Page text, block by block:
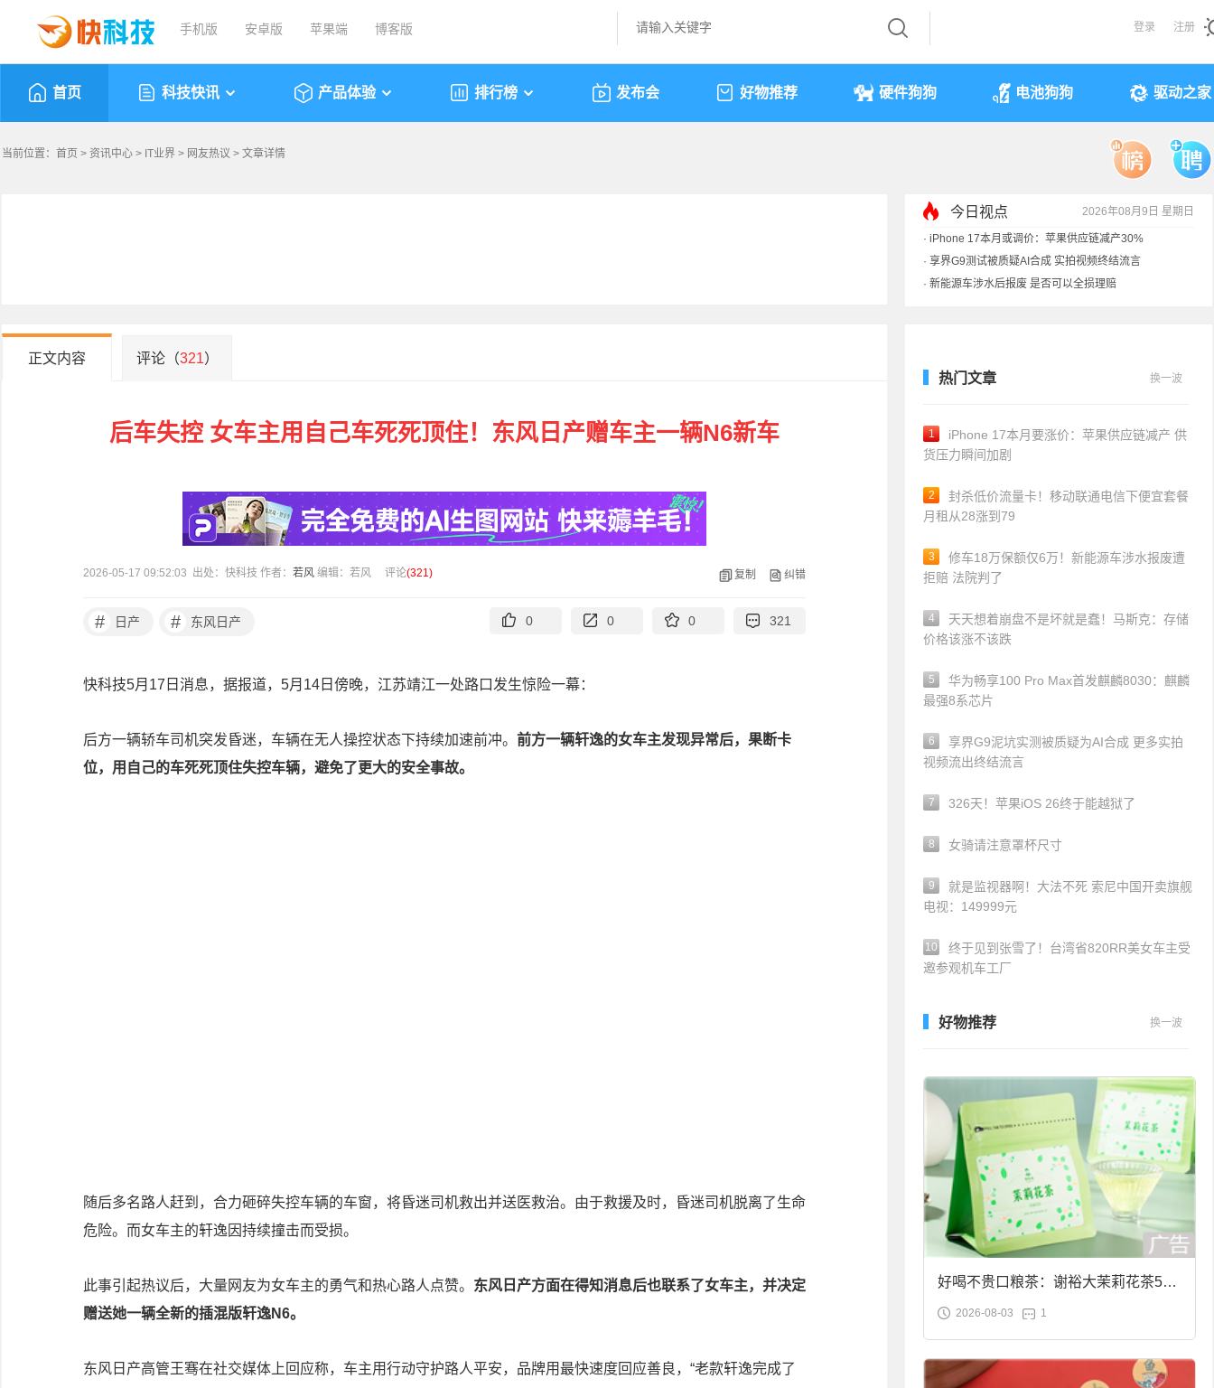
手机版 安卓版 苹果端 博客版 登录 注册
首页 科技快讯 产品体验 排行榜 发布会 好物推荐 硬件狗狗 电池狗狗 驱动之家
当前位置： 首页 > 资讯中心 > IT业界 > 网友热议 > 文章详情
今日视点 2026年08月9日 星期日
· iPhone 17本月或调价：苹果供应链减产30%
· 享界G9测试被质疑AI合成 实拍视频终结流言
· 新能源车涉水后报废 是否可以全损理赔
正文内容 评论（321）
后车失控 女车主用自己车死死顶住！东风日产赠车主一辆N6新车
2026-05-17 09:52:03 出处：快科技 作者： 若风 编辑：若风 评论(321) 复制 纠错
# 日产 # 东风日产 0 0 0 321
快科技5月17日消息，据报道，5月14日傍晚，江苏靖江一处路口发生惊险一幕：
后方一辆轿车司机突发昏迷，车辆在无人操控状态下持续加速前冲。 前方一辆轩逸的女车主发现异常后，果断卡
位，用自己的车死死顶住失控车辆，避免了更大的安全事故。
随后多名路人赶到，合力砸碎失控车辆的车窗，将昏迷司机救出并送医救治。由于救援及时，昏迷司机脱离了生命
危险。而女车主的轩逸因持续撞击而受损。
此事引起热议后，大量网友为女车主的勇气和热心路人点赞。 东风日产方面在得知消息后也联系了女车主，并决定
赠送她一辆全新的插混版轩逸N6。
东风日产高管王骞在社交媒体上回应称，车主用行动守护路人平安，品牌用最快速度回应善良，“老款轩逸完成了
热门文章 换一波
1
iPhone 17本月要涨价：苹果供应链减产 供
货压力瞬间加剧
2
封杀低价流量卡！移动联通电信下便宜套餐
月租从28涨到79
3
修车18万保额仅6万！新能源车涉水报废遭
拒赔 法院判了
4
天天想着崩盘不是坏就是蠢！马斯克：存储
价格该涨不该跌
5
华为畅享100 Pro Max首发麒麟8030：麒麟
最强8系芯片
6
享界G9泥坑实测被质疑为AI合成 更多实拍
视频流出终结流言
7 326天！苹果iOS 26终于能越狱了
8 女骑请注意罩杯尺寸
9
就是监视器啊！大法不死 索尼中国开卖旗舰
电视：149999元
10
终于见到张雪了！台湾省820RR美女车主受
邀参观机车工厂
好物推荐 换一波
好喝不贵口粮茶：谢裕大茉莉花茶50g
袋装9.9元到手
2026-08-03 1